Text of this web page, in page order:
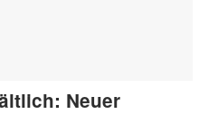
Neuer